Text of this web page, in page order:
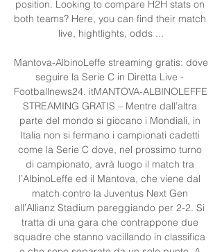
position. Looking to compare H2H stats on
both teams? Here, you can find their match
live, hightlights, odds ...
Mantova-AlbinoLeffe streaming gratis: dove
seguire la Serie C in Diretta Live -
Footballnews24. itMANTOVA-ALBINOLEFFE
STREAMING GRATIS – Mentre dall’altra
parte del mondo si giocano i Mondiali, in
Italia non si fermano i campionati cadetti
come la Serie C dove, nel prossimo turno
di campionato, avrà luogo il match tra
l’AlbinoLeffe ed il Mantova, che viene dal
match contro la Juventus Next Gen
all’Allianz Stadium pareggiando per 2-2. Si
tratta di una gara che contrappone due
squadre che stanno vacillando in classifica